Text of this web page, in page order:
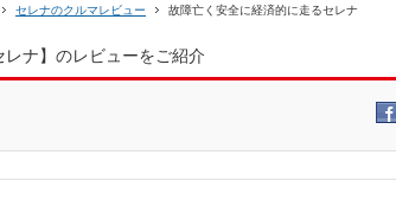
セレナのクルマレビュー 故障亡く安全に経済的に走るセレナ
ナ】のレビューをご紹介